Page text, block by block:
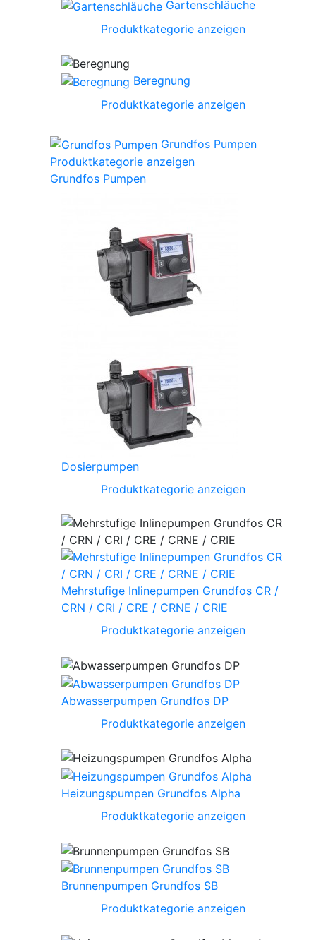
Gartenschläuche
Produktkategorie anzeigen
Beregnung
Produktkategorie anzeigen
Grundfos Pumpen
Produktkategorie anzeigen
Grundfos Pumpen
Dosierpumpen
Produktkategorie anzeigen
Mehrstufige Inlinepumpen Grundfos CR /
CRN / CRI / CRE / CRNE / CRIE
Produktkategorie anzeigen
Abwasserpumpen Grundfos DP
Produktkategorie anzeigen
Heizungspumpen Grundfos Alpha
Produktkategorie anzeigen
Brunnenpumpen Grundfos SB
Produktkategorie anzeigen